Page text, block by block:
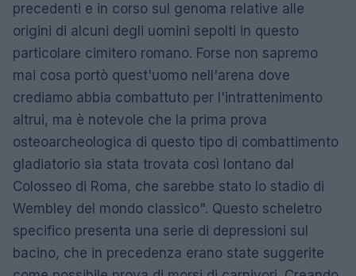
precedenti e in corso sul genoma relative alle
origini di alcuni degli uomini sepolti in questo
particolare cimitero romano. Forse non sapremo
mai cosa portò quest'uomo nell'arena dove
crediamo abbia combattuto per l'intrattenimento
altrui, ma è notevole che la prima prova
osteoarcheologica di questo tipo di combattimento
gladiatorio sia stata trovata così lontano dal
Colosseo di Roma, che sarebbe stato lo stadio di
Wembley del mondo classico". Questo scheletro
specifico presenta una serie di depressioni sul
bacino, che in precedenza erano state suggerite